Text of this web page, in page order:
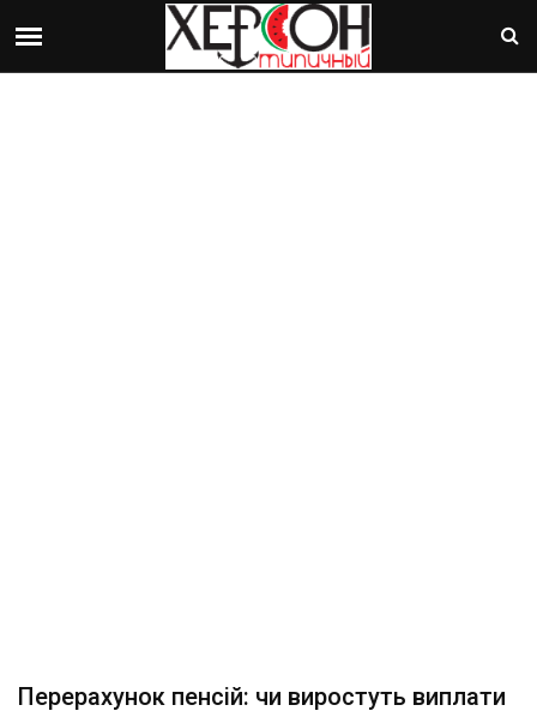
Перерахунок пенсій: чи виростуть виплати